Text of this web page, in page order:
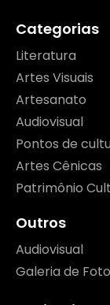
Categorias
Literatura
Artes Visuais
Artesanato
Audiovisual
Pontos de
Artes Cênicas
Patrimônio
Outros
Audiovisual
Galeria de